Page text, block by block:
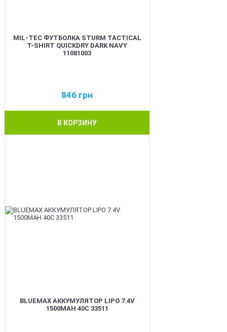
MIL-TEC ФУТБОЛКА STURM TACTICAL
T-SHIRT QUICKDRY DARK NAVY
11081003
846 грн
В КОРЗИНУ
BLUEMAX АККУМУЛЯТОР LIPO 7.4V
1500MAH 40C 33511